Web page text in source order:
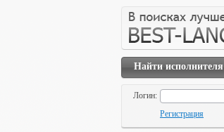
Найти исполнителя
Логин:
Регистрация